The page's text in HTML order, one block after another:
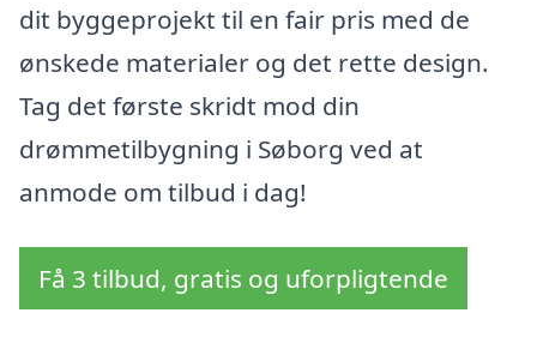
dit byggeprojekt til en fair pris med de
ønskede materialer og det rette design.
Tag det første skridt mod din
drømmetilbygning i Søborg ved at
anmode om tilbud i dag!
Få 3 tilbud, gratis og uforpligtende